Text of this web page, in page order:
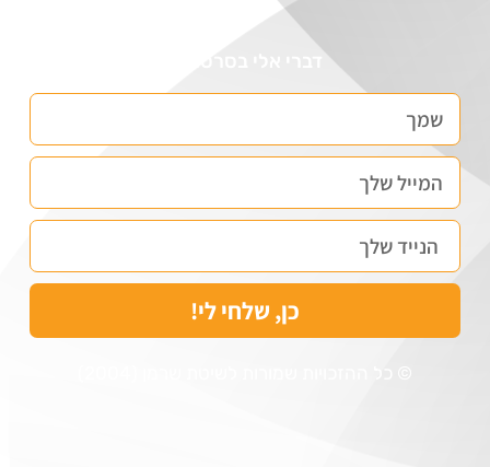
כן, שלחי לי!